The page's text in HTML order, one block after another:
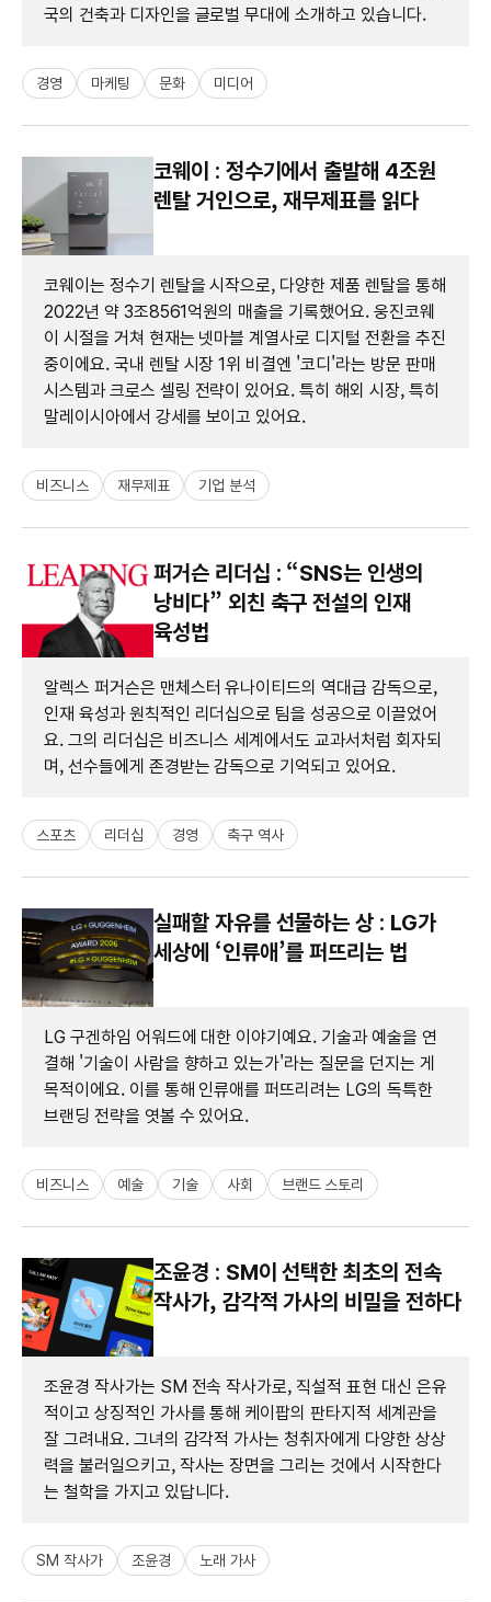
국의 건축과 디자인을 글로벌 무대에 소개하고 있습니다.
경영 마케팅 문화 미디어
코웨이 : 정수기에서 출발해 4조원
렌탈 거인으로, 재무제표를 읽다
코웨이는 정수기 렌탈을 시작으로, 다양한 제품 렌탈을 통해
2022년 약 3조8561억원의 매출을 기록했어요. 웅진코웨
이 시절을 거쳐 현재는 넷마블 계열사로 디지털 전환을 추진
중이에요. 국내 렌탈 시장 1위 비결엔 '코디'라는 방문 판매
시스템과 크로스 셀링 전략이 있어요. 특히 해외 시장, 특히
말레이시아에서 강세를 보이고 있어요.
비즈니스 재무제표 기업 분석
퍼거슨 리더십 : “SNS는 인생의
낭비다” 외친 축구 전설의 인재
육성법
알렉스 퍼거슨은 맨체스터 유나이티드의 역대급 감독으로,
인재 육성과 원칙적인 리더십으로 팀을 성공으로 이끌었어
요. 그의 리더십은 비즈니스 세계에서도 교과서처럼 회자되
며, 선수들에게 존경받는 감독으로 기억되고 있어요.
스포츠 리더십 경영 축구 역사
실패할 자유를 선물하는 상 : LG가
세상에 ‘인류애’를 퍼뜨리는 법
LG 구겐하임 어워드에 대한 이야기예요. 기술과 예술을 연
결해 '기술이 사람을 향하고 있는가'라는 질문을 던지는 게
목적이에요. 이를 통해 인류애를 퍼뜨리려는 LG의 독특한
브랜딩 전략을 엿볼 수 있어요.
비즈니스 예술 기술 사회 브랜드 스토리
조윤경 : SM이 선택한 최초의 전속
작사가, 감각적 가사의 비밀을 전하다
조윤경 작사가는 SM 전속 작사가로, 직설적 표현 대신 은유
적이고 상징적인 가사를 통해 케이팝의 판타지적 세계관을
잘 그려내요. 그녀의 감각적 가사는 청취자에게 다양한 상상
력을 불러일으키고, 작사는 장면을 그리는 것에서 시작한다
는 철학을 가지고 있답니다.
SM 작사가 조윤경 노래 가사